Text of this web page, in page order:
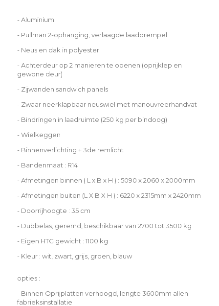
- Aluminium
- Pullman 2-ophanging, verlaagde laaddrempel
- Neus en dak in polyester
- Achterdeur op 2 manieren te openen (oprijklep en
gewone deur)
- Zijwanden sandwich panels
- Zwaar neerklapbaar neuswiel met manouvreerhandvat
- Bindringen in laadruimte (250 kg per bindoog)
- Wielkeggen
- Binnenverlichting + 3de remlicht
- Bandenmaat : R14
- Afmetingen binnen ( L x B x H ) : 5090 x 2060 x 2000mm
- Afmetingen buiten (L X B X H ) : 6220 x 2315mm x 2420mm
- Doorrijhoogte : 35 cm
- Dubbelas, geremd, beschikbaar van 2700 tot 3500 kg
- Eigen HTG gewicht : 1100 kg
- Kleur : wit, zwart, grijs, groen, blauw
opties :
- Binnen Oprijplatten verhoogd, lengte 3600mm allen
fabrieksinstallatie